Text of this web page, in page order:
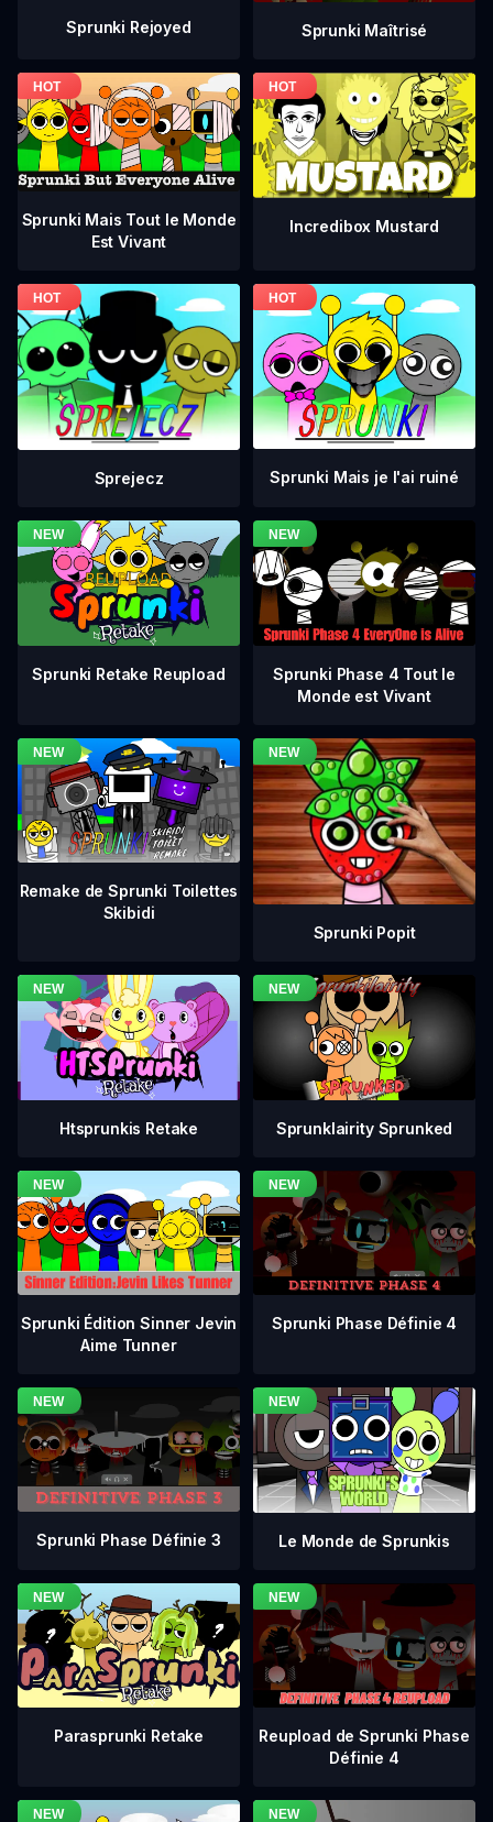
Sprunki Rejoyed Sprunki Maîtrisé
Sprunki Mais Tout le Monde
Est Vivant
Incredibox Mustard
Sprejecz Sprunki Mais je l'ai ruiné
Sprunki Retake Reupload
Sprunki Phase 4 Tout le
Monde est Vivant
Remake de Sprunki Toilettes
Skibidi
Sprunki Popit
Htsprunkis Retake Sprunklairity Sprunked
Sprunki Édition Sinner Jevin
Aime Tunner
Sprunki Phase Définie 4
Sprunki Phase Définie 3 Le Monde de Sprunkis
Parasprunki Retake
Reupload de Sprunki Phase
Définie 4